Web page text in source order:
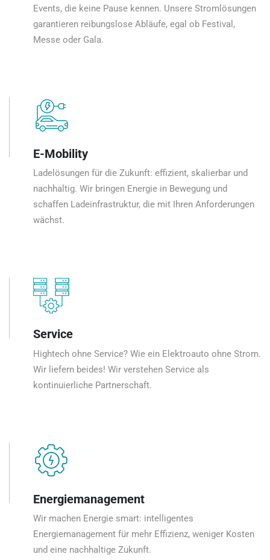
Events, die keine Pause kennen. Unsere Stromlösungen
garantieren reibungslose Abläufe, egal ob Festival,
Messe oder Gala.
E-Mobility
Ladelösungen für die Zukunft: effizient, skalierbar und
nachhaltig. Wir bringen Energie in Bewegung und
schaffen Ladeinfrastruktur, die mit Ihren Anforderungen
wächst.
Service
Hightech ohne Service? Wie ein Elektroauto ohne Strom.
Wir liefern beides! Wir verstehen Service als
kontinuierliche Partnerschaft.
Energiemanagement
Wir machen Energie smart: intelligentes
Energiemanagement für mehr Effizienz, weniger Kosten
und eine nachhaltige Zukunft.